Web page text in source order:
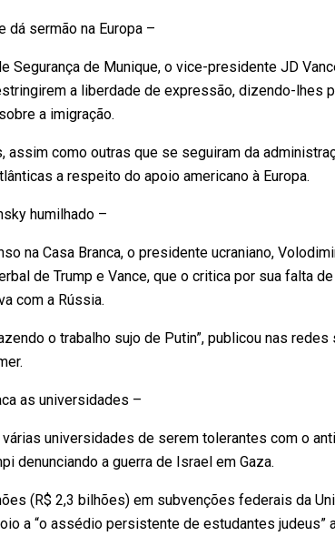
dá sermão na Europa –
Segurança de Munique, o vice-presidente JD
a liberdade de expressão, dizendo-lhes
a imigração.
assim como outras que se seguiram da
a respeito do apoio americano à Europa.
humilhado –
na Casa Branca, o presidente ucraniano,
de Trump e Vance, que o critica por sua falta
com a Rússia.
o trabalho sujo de Putin”, publicou nas
as universidades –
várias universidades de serem tolerantes com o
denunciando a guerra de Israel em Gaza.
(R$ 2,3 bilhões) em subvenções federais da
a “o assédio persistente de estudantes